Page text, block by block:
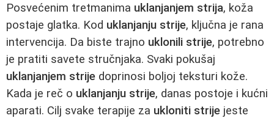
Posvećenim tretmanima uklanjanjem strija, koža
postaje glatka. Kod uklanjanju strije, ključna je rana
intervencija. Da biste trajno uklonili strije, potrebno
je pratiti savete stručnjaka. Svaki pokušaj
uklanjanjem strije doprinosi boljoj teksturi kože.
Kada je reč o uklanjanju strije, danas postoje i kućni
aparati. Cilj svake terapije za ukloniti strije jeste